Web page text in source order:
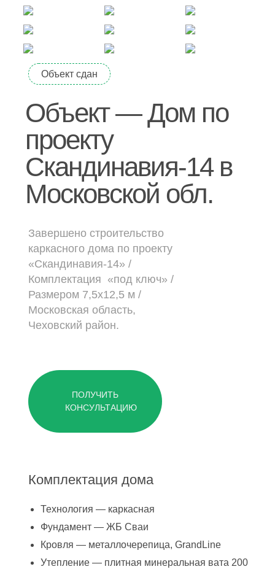
Дачные дома
[ о компании ]
Построенные объекты
Отзывы о компании
Контакты
[ выставочный дом-офис ]
г. Владимир,
[ наши соцсети ]
Объект сдан
Объект — Дом по
проекту
Скандинавия-14 в
Московской обл.
Завершено строительство
каркасного дома по проекту
«Скандинавия-14» /
Комплектация «под ключ» /
Размером 7,5х12,5 м /
Московская область,
Чеховский район.
ПОЛУЧИТЬ
КОНСУЛЬТАЦИЮ
Комплектация дома
Технология — каркасная
Фундамент — ЖБ Сваи
Кровля — металлочерепица, GrandLine
Утепление — плитная минеральная вата 200